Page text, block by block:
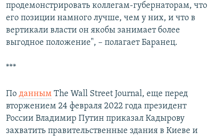
продемонстрировать коллегам-губернаторам, что
его позиции намного лучше, чем у них, и что в
вертикали власти он якобы занимает более
выгодное положение", – полагает Баранец.
***
По данным The Wall Street Journal, еще перед
вторжением 24 февраля 2022 года президент
России Владимир Путин приказал Кадырову
захватить правительственные здания в Киеве и